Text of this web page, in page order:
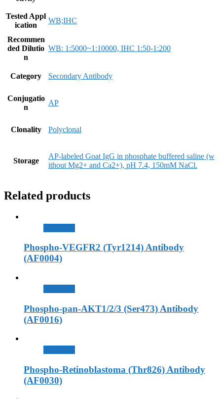
Tested Appl
ication
WB;IHC
Recommen
ded Dilutio
n
WB: 1:5000~1:10000, IHC 1:50-1:200
Category Secondary Antibody
Conjugatio
n
AP
Clonality Polyclonal
Storage
AP-labeled Goat IgG in phosphate buffered saline (w
ithout Mg2+ and Ca2+), pH 7.4, 150mM NaCl.
Related products
Phospho-VEGFR2 (Tyr1214) Antibody
(AF0004)
Phospho-pan-AKT1/2/3 (Ser473) Antibody
(AF0016)
Phospho-Retinoblastoma (Thr826) Antibody
(AF0030)